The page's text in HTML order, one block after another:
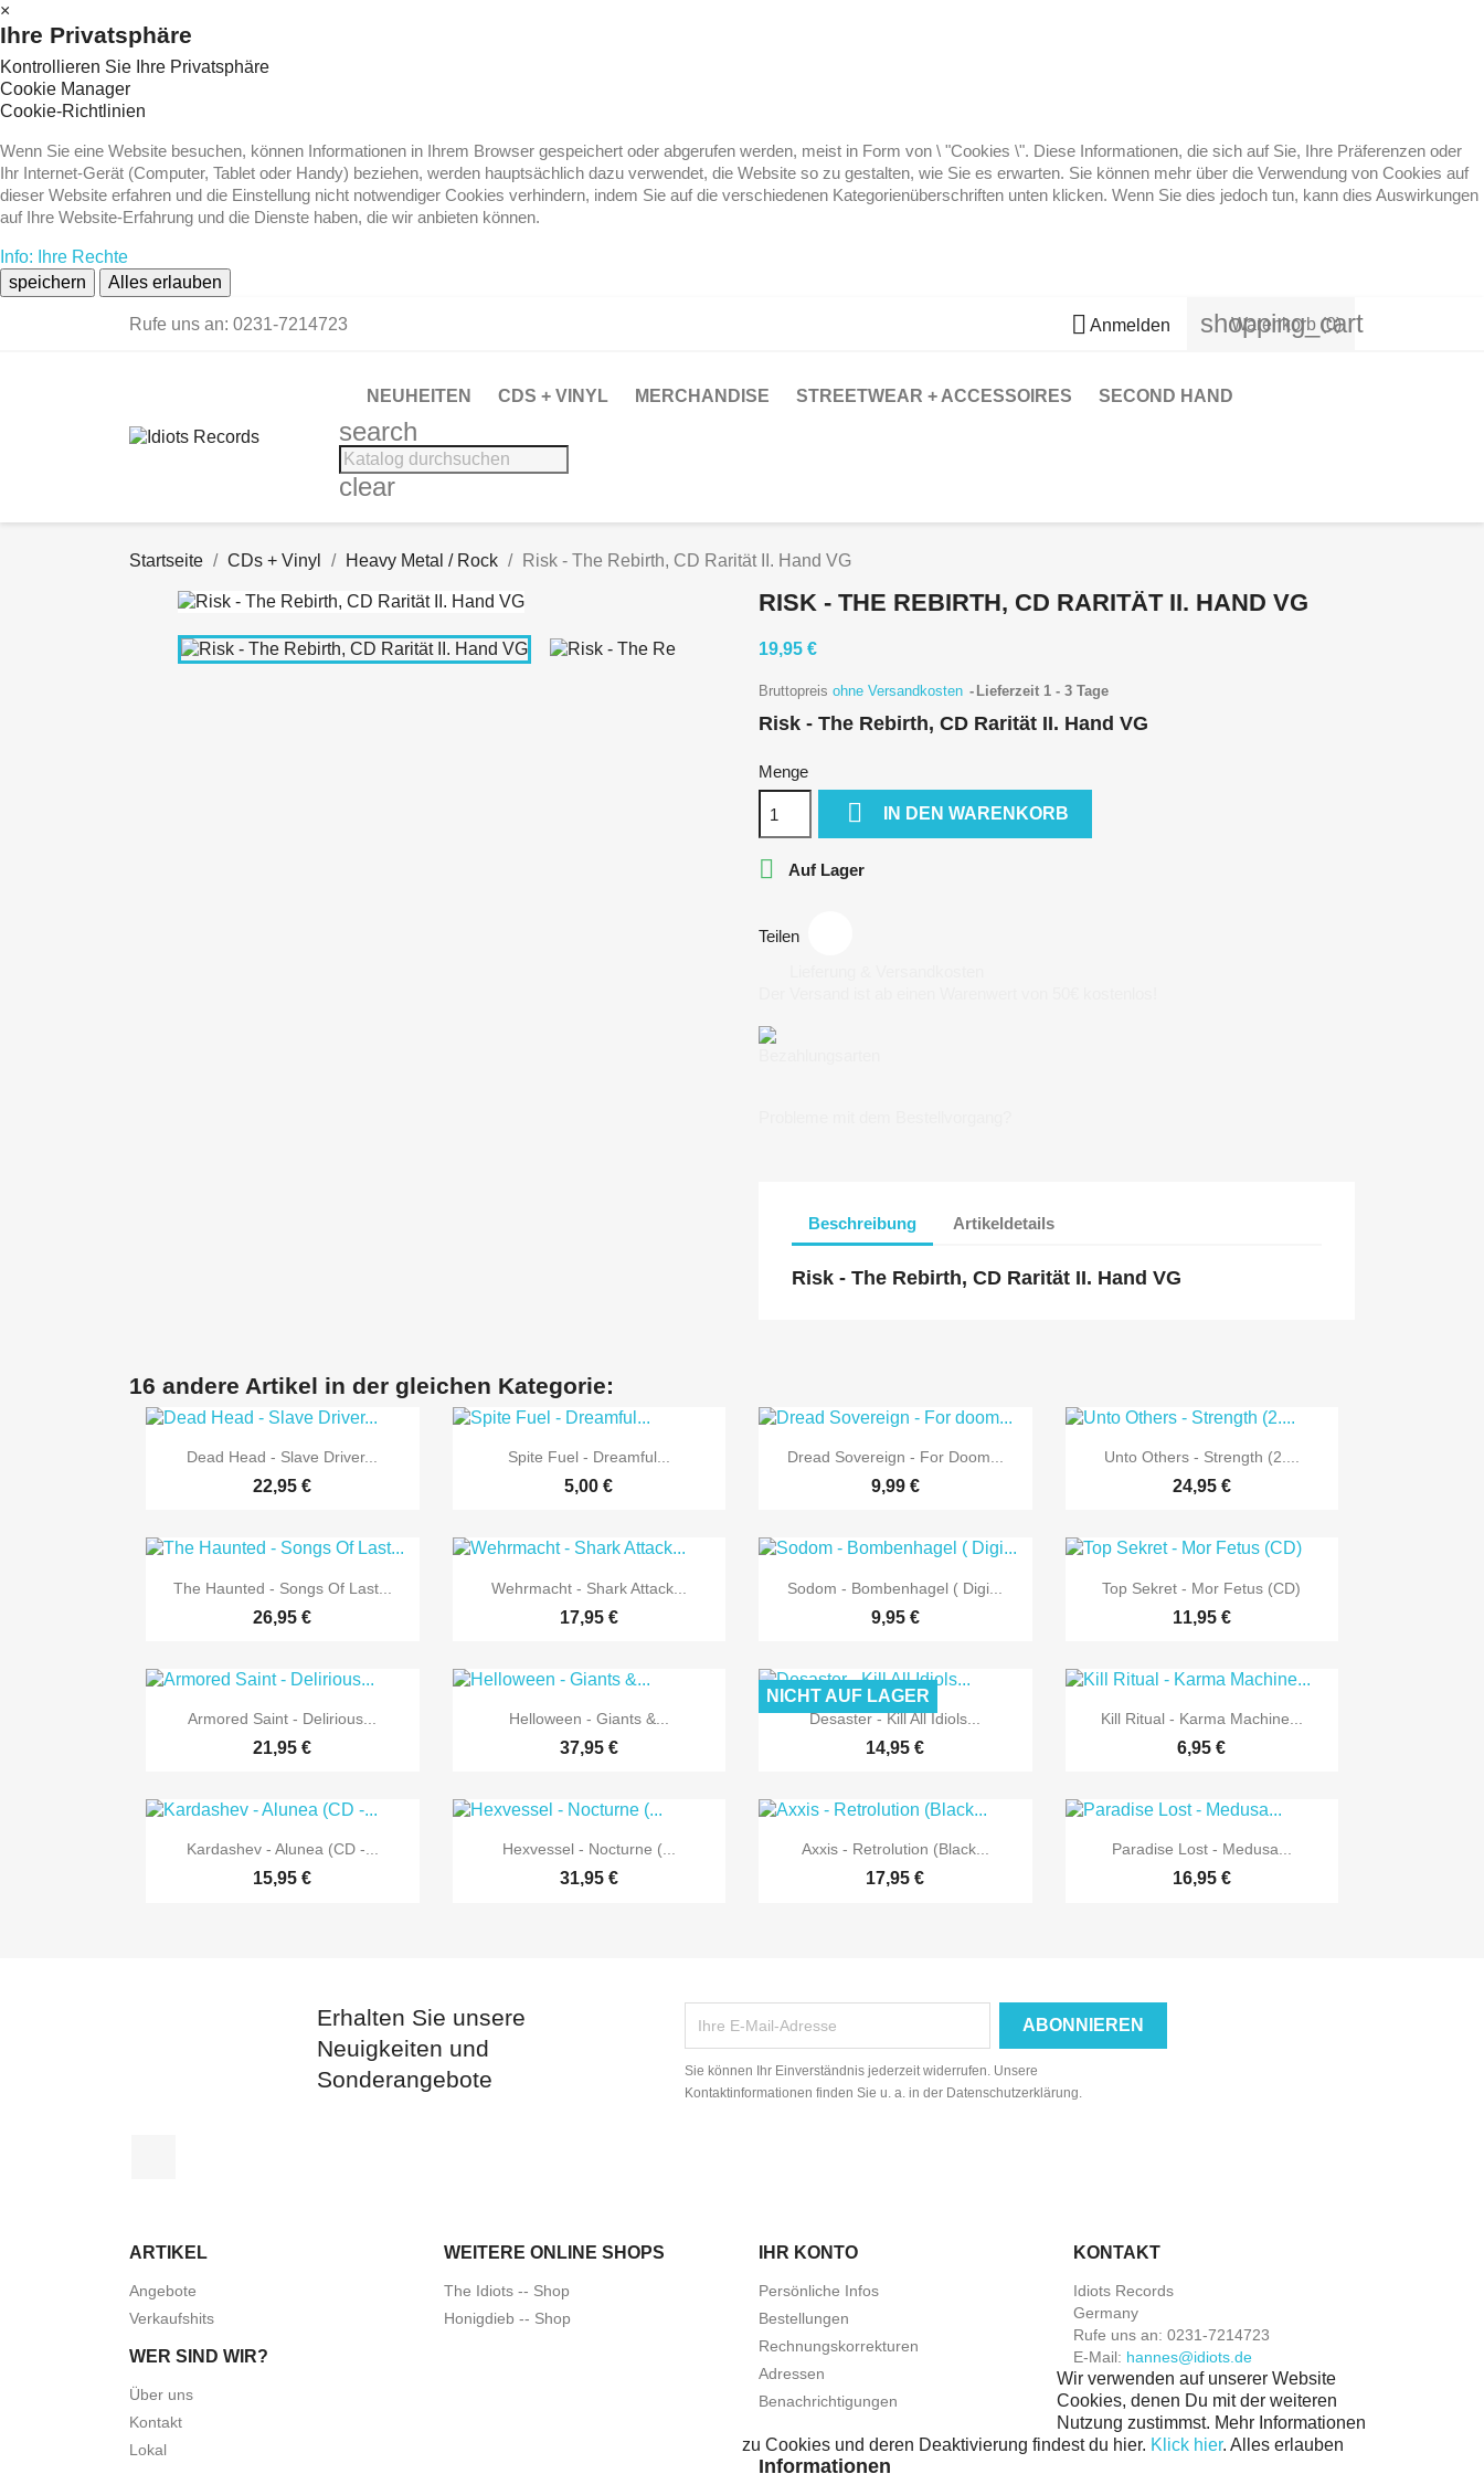
×
Ihre Privatsphäre
Kontrollieren Sie Ihre Privatsphäre
Cookie Manager
Cookie-Richtlinien
Wenn Sie eine Website besuchen, können Informationen in Ihrem Browser gespeichert oder abgerufen werden, meist in Form von \ "Cookies \". Diese Informationen, die sich auf Sie, Ihre Präferenzen oder
Ihr Internet-Gerät (Computer, Tablet oder Handy) beziehen, werden hauptsächlich dazu verwendet, die Website so zu gestalten, wie Sie es erwarten. Sie können mehr über die Verwendung von Cookies auf
dieser Website erfahren und die Einstellung nicht notwendiger Cookies verhindern, indem Sie auf die verschiedenen Kategorienüberschriften unten klicken. Wenn Sie dies jedoch tun, kann dies Auswirkungen
auf Ihre Website-Erfahrung und die Dienste haben, die wir anbieten können.
Info: Ihre Rechte
speichern
Alles erlauben
Rufe uns an: 0231-7214723  Anmelden shopping_cart
Warenkorb (0)
NEUHEITEN CDS + VINYL MERCHANDISE STREETWEAR + ACCESSOIRES SECOND HAND
search
clear
Startseite CDs + Vinyl Heavy Metal / Rock Risk - The Rebirth, CD Rarität II. Hand VG
RISK - THE REBIRTH, CD RARITÄT II. HAND VG
19,95 €
Bruttopreis ohne Versandkosten Lieferzeit 1 - 3 Tage
Risk - The Rebirth, CD Rarität II. Hand VG
Menge
 IN DEN WARENKORB
 Auf Lager
Teilen
Beschreibung Artikeldetails
Risk - The Rebirth, CD Rarität II. Hand VG
16 andere Artikel in der gleichen Kategorie:
 Vorschau
Dead Head - Slave Driver...
22,95 €
 Vorschau
Spite Fuel - Dreamful...
5,00 €
 Vorschau
Dread Sovereign - For Doom...
9,99 €
 Vorschau
Unto Others - Strength (2....
24,95 €
 Vorschau
The Haunted - Songs Of Last...
26,95 €
 Vorschau
Wehrmacht - Shark Attack...
17,95 €
 Vorschau
Sodom - Bombenhagel ( Digi...
9,95 €
 Vorschau
Top Sekret - Mor Fetus (CD)
11,95 €
 Vorschau
Armored Saint - Delirious...
21,95 €
 Vorschau
Helloween - Giants &...
37,95 €
 Vorschau
Desaster - Kill All Idiols...
14,95 €
NICHT AUF LAGER
 Vorschau
Kill Ritual - Karma Machine...
6,95 €
 Vorschau
Kardashev - Alunea (CD -...
15,95 €
 Vorschau
Hexvessel - Nocturne (...
31,95 €
 Vorschau
Axxis - Retrolution (Black...
17,95 €
 Vorschau
Paradise Lost - Medusa...
16,95 €
Erhalten Sie unsere
Neuigkeiten und
Sonderangebote
Sie können Ihr Einverständnis jederzeit widerrufen. Unsere
Kontaktinformationen finden Sie u. a. in der Datenschutzerklärung.
ARTIKEL
Angebote
Verkaufshits
WEITERE ONLINE SHOPS
The Idiots -- Shop
Honigdieb -- Shop
WER SIND WIR?
Über uns
Kontakt
Lokal
IHR KONTO
Persönliche Infos
Bestellungen
Rechnungskorrekturen
Adressen
Benachrichtigungen
KONTAKT
Idiots Records
Germany
Rufe uns an: 0231-7214723
E-Mail: hannes@idiots.de
Wir verwenden auf unserer Website
Cookies, denen Du mit der weiteren
Nutzung zustimmst. Mehr Informationen
zu Cookies und deren Deaktivierung findest du hier. Klick hier. Alles erlauben
Informationen